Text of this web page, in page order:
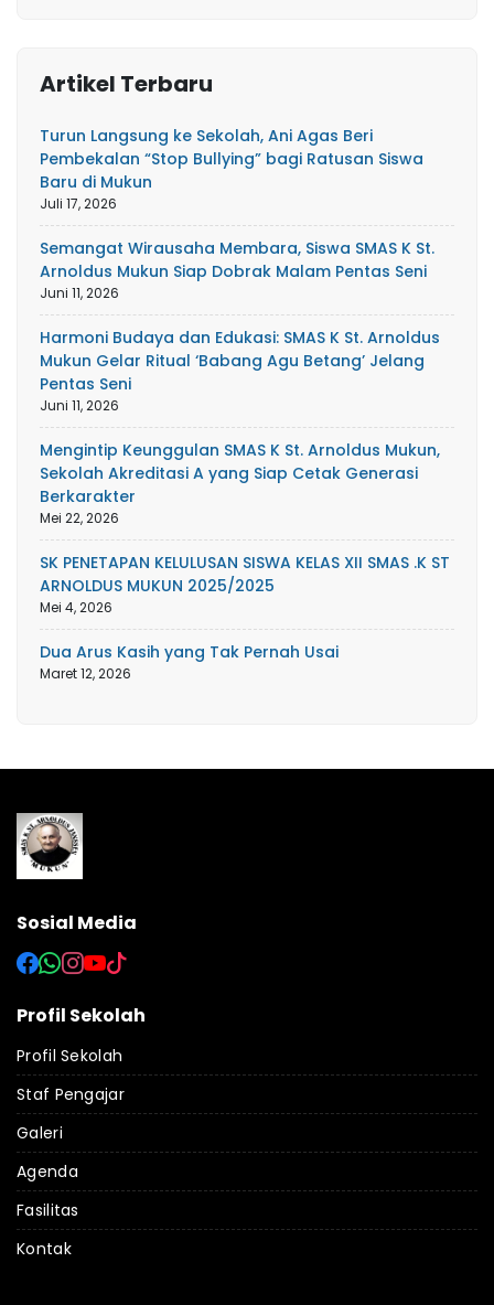
Artikel Terbaru
Turun Langsung ke Sekolah, Ani Agas Beri
Pembekalan “Stop Bullying” bagi Ratusan Siswa
Baru di Mukun
Juli 17, 2026
Semangat Wirausaha Membara, Siswa SMAS K St.
Arnoldus Mukun Siap Dobrak Malam Pentas Seni
Juni 11, 2026
Harmoni Budaya dan Edukasi: SMAS K St. Arnoldus
Mukun Gelar Ritual ‘Babang Agu Betang’ Jelang
Pentas Seni
Juni 11, 2026
Mengintip Keunggulan SMAS K St. Arnoldus Mukun,
Sekolah Akreditasi A yang Siap Cetak Generasi
Berkarakter
Mei 22, 2026
SK PENETAPAN KELULUSAN SISWA KELAS XII SMAS .K ST
ARNOLDUS MUKUN 2025/2025
Mei 4, 2026
Dua Arus Kasih yang Tak Pernah Usai
Maret 12, 2026
Sosial Media
Profil Sekolah
Profil Sekolah
Staf Pengajar
Galeri
Agenda
Fasilitas
Kontak